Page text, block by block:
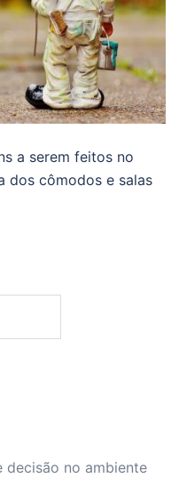
a serem feitos no
dos cômodos e salas
decisão no ambiente